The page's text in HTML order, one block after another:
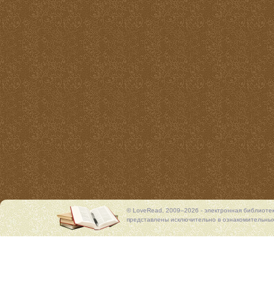
© LoveRead, 2009–2026 - электронная
представлены исключительно в